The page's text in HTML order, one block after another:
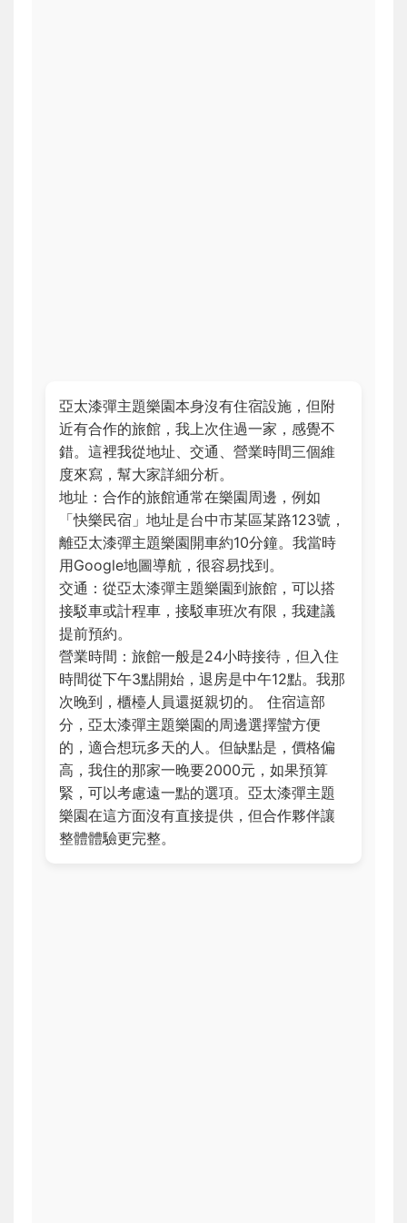
亞太漆彈主題樂園本身沒有住宿設施，但附
近有合作的旅館，我上次住過一家，感覺不
錯。這裡我從地址、交通、營業時間三個維
度來寫，幫大家詳細分析。
地址：合作的旅館通常在樂園周邊，例如
「快樂民宿」地址是台中市某區某路123號，
離亞太漆彈主題樂園開車約10分鐘。我當時
用Google地圖導航，很容易找到。
交通：從亞太漆彈主題樂園到旅館，可以搭
接駁車或計程車，接駁車班次有限，我建議
提前預約。
營業時間：旅館一般是24小時接待，但入住
時間從下午3點開始，退房是中午12點。我那
次晚到，櫃檯人員還挺親切的。 住宿這部
分，亞太漆彈主題樂園的周邊選擇蠻方便
的，適合想玩多天的人。但缺點是，價格偏
高，我住的那家一晚要2000元，如果預算
緊，可以考慮遠一點的選項。亞太漆彈主題
樂園在這方面沒有直接提供，但合作夥伴讓
整體體驗更完整。